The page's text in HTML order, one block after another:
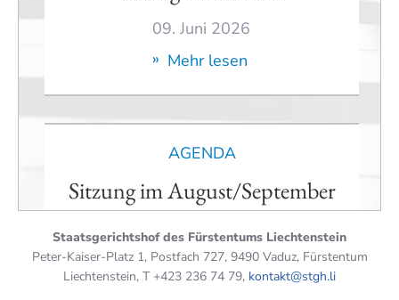
09. Juni 2026
» Mehr lesen
AGENDA
Sitzung im August/September
31.08.2026
Staatsgerichtshof des Fürstentums Liechtenstein
Peter-Kaiser-Platz 1, Postfach 727, 9490 Vaduz, Fürstentum
Liechtenstein, T +423 236 74 79, kontakt@stgh.li